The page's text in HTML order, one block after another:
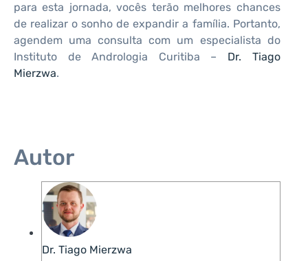
para esta jornada, vocês terão melhores chances
de realizar o sonho de expandir a família. Portanto,
agendem uma consulta com um especialista do
Instituto de Andrologia Curitiba – Dr. Tiago
Mierzwa.
Autor
Dr. Tiago Mierzwa